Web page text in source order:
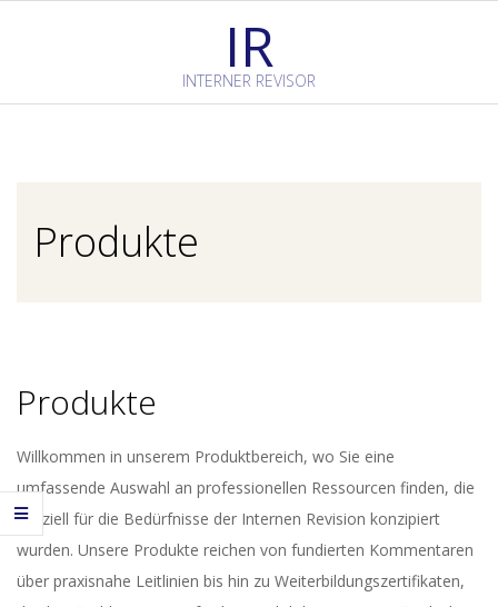
IR
INTERNER REVISOR
Produkte
Produkte
Willkommen in unserem Produktbereich, wo Sie eine
umfassende Auswahl an professionellen Ressourcen finden, die
speziell für die Bedürfnisse der Internen Revision konzipiert
wurden. Unsere Produkte reichen von fundierten Kommentaren
über praxisnahe Leitlinien bis hin zu Weiterbildungszertifikaten,